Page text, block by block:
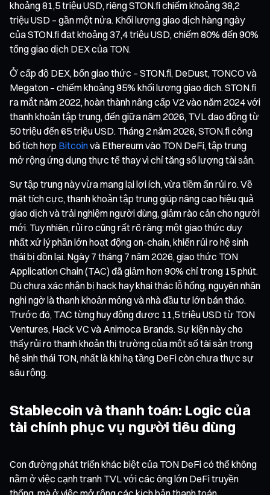
khoảng 81,5 triệu USD, riêng STON.fi chiếm khoảng 38,2
triệu USD – gần một nửa. Khối lượng giao dịch hàng ngày
của STON.fi đạt khoảng 37,4 triệu USD, chiếm 80% đến 90%
tổng giao dịch DEX của TON.
Ở cấp độ DEX, bốn giao thức – STON.fi, DeDust, TONCO và
Megaton – chiếm khoảng 95% khối lượng giao dịch. STON.fi
ra mắt năm 2022, hoàn thành nâng cấp V2 vào năm 2024 với
thanh khoản tập trung, đến giữa năm 2026, TVL dao động từ
50 triệu đến 65 triệu USD. Tháng 2 năm 2026, STON.fi công
bố tích hợp Bitcoinvà Ethereum vào TON DeFi, tập trung
mở rộng ứng dụng thực tế thay vì chỉ tăng số lượng tài sản.
Sự tập trung này vừa mang lại lợi ích, vừa tiềm ẩn rủi ro. Về
mặt tích cực, thanh khoản tập trung giúp nâng cao hiệu quả
giao dịch và trải nghiệm người dùng, giảm rào cản cho người
mới. Tuy nhiên, rủi ro cũng rất rõ ràng: một giao thức duy
nhất xử lý phần lớn hoạt động on-chain, khiến rủi ro hệ sinh
thái bị dồn lại. Ngày 7 tháng 7 năm 2026, giao thức TON
Application Chain (TAC) đã giảm hơn 90% chỉ trong 15 phút.
Dù chưa xác nhận bị hack hay khai thác lỗ hổng, nguyên nhân
nghi ngờ là thanh khoản mỏng và nhà đầu tư lớn bán tháo.
Trước đó, TAC từng huy động được 11,5 triệu USD từ TON
Ventures, Hack VC và Animoca Brands. Sự kiện này cho
thấy rủi ro thanh khoản thị trường của một số tài sản trong
hệ sinh thái TON, nhất là khi hạ tầng DeFi còn chưa thực sự
sâu rộng.
Stablecoin và thanh toán: Logic của
tài chính phục vụ người tiêu dùng
Con đường phát triển khác biệt của TON DeFi có thể không
nằm ở việc cạnh tranh TVL với các ông lớn DeFi truyền